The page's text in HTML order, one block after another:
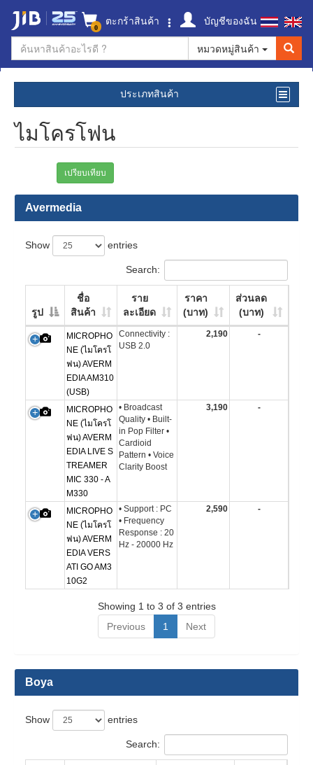
0 ตะกร้าสินค้า
บัญชีของฉัน
หมวดหมู่สินค้า
ประเภทสินค้า
ไมโครโฟน
เปรียบเทียบ
Avermedia
Show entries
Search:
รูป
ชื่อ
สินค้า
ราย
ละเอียด
ราคา
(บาท)
ส่วนลด
(บาท)
MICROPHO
NE (ไมโครโ
ฟน) AVERM
EDIA AM310
(USB)
Connectivity :
USB 2.0
2,190 -
MICROPHO
NE (ไมโครโ
ฟน) AVERM
EDIA LIVE S
TREAMER
MIC 330 - A
M330
• Broadcast
Quality • Built-
in Pop Filter •
Cardioid
Pattern • Voice
Clarity Boost
3,190 -
MICROPHO
NE (ไมโครโ
ฟน) AVERM
EDIA VERS
ATI GO AM3
10G2
• Support : PC
• Frequency
Response : 20
Hz - 20000 Hz
2,590 -
Showing 1 to 3 of 3 entries
Previous
1 Next
Boya
Show entries
Search: